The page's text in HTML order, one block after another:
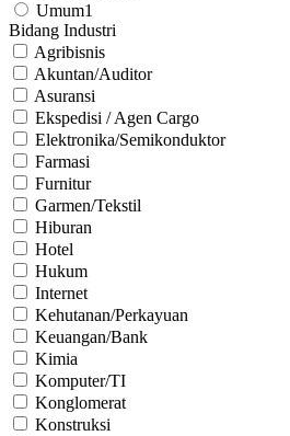
Umum1
Bidang Industri
Agribisnis
Akuntan/Auditor
Asuransi
Ekspedisi / Agen Cargo
Elektronika/Semikonduktor
Farmasi
Furnitur
Garmen/Tekstil
Hiburan
Hotel
Hukum
Internet
Kehutanan/Perkayuan
Keuangan/Bank
Kimia
Komputer/TI
Konglomerat
Konstruksi